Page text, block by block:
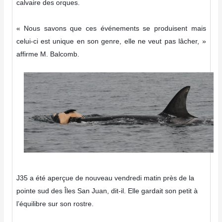
calvaire des orques.
« Nous savons que ces événements se produisent mais
celui-ci est unique en son genre, elle ne veut pas lâcher, »
affirme M. Balcomb.
J35 a été aperçue de nouveau vendredi matin près de la
pointe sud des Îles San Juan, dit-il. Elle gardait son petit à
l’équilibre sur son rostre.